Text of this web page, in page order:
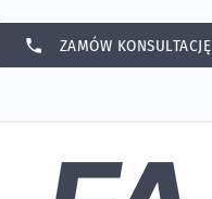
phone ZAMÓW KONSULTACJĘ